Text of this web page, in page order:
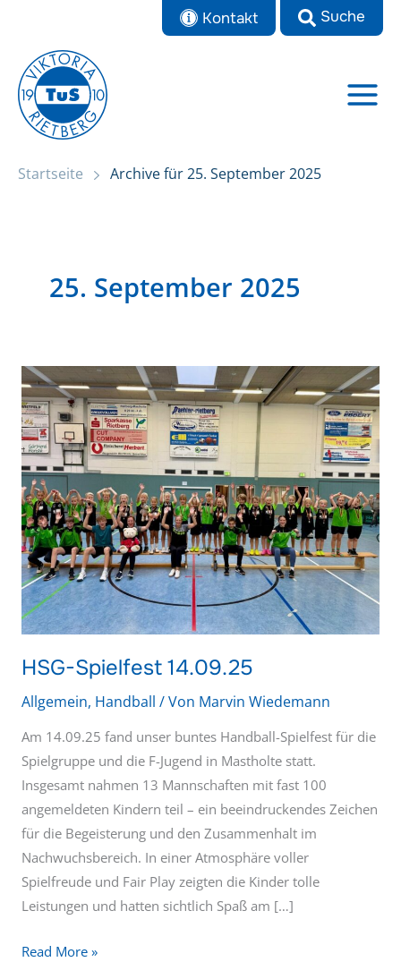
springen
Kontakt
Startseite Archive für 25. September 2025
25. September 2025
HSG-Spielfest 14.09.25
Allgemein, Handball / Von Marvin Wiedemann
Am 14.09.25 fand unser buntes Handball-Spielfest für die
Spielgruppe und die F-Jugend in Mastholte statt.
Insgesamt nahmen 13 Mannschaften mit fast 100
angemeldeten Kindern teil – ein beeindruckendes Zeichen
für die Begeisterung und den Zusammenhalt im
Nachwuchsbereich. In einer Atmosphäre voller
Spielfreude und Fair Play zeigten die Kinder tolle
Leistungen und hatten sichtlich Spaß am […]
HSG-
Spielfest
14.09.25
Read More »